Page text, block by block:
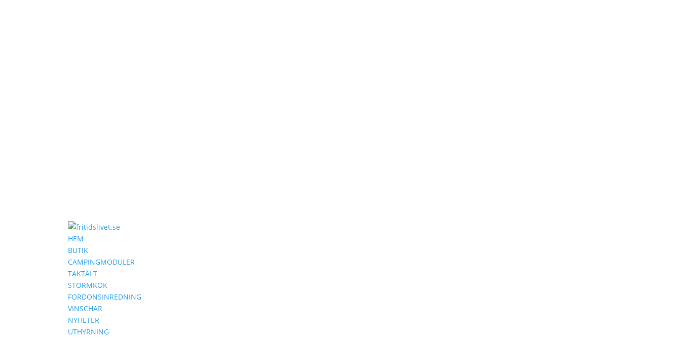
HEM
BUTIK
CAMPINGMODULER
TAKTÄLT
STORMKÖK
FORDONSINREDNING
VINSCHAR
NYHETER
UTHYRNING